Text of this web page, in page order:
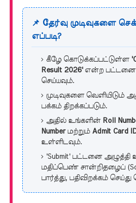
📌 தேர்வு முடிவுகளை
எப்படி?
கீழே கொடுக்கப்பட்டுள்ள
Result 2026'என்ற பட்டனை
செய்யவும்.
முடிவுகளை வெளியிடும்
பக்கம் திறக்கப்படும்.
அதில் உங்களின் Roll
Numberமற்றும் Admit Card
உள்ளிடவும்.
'Submit' பட்டனை
மதிப்பெண் சான்றிதழைப்
பார்த்து, பதிவிறக்கம்